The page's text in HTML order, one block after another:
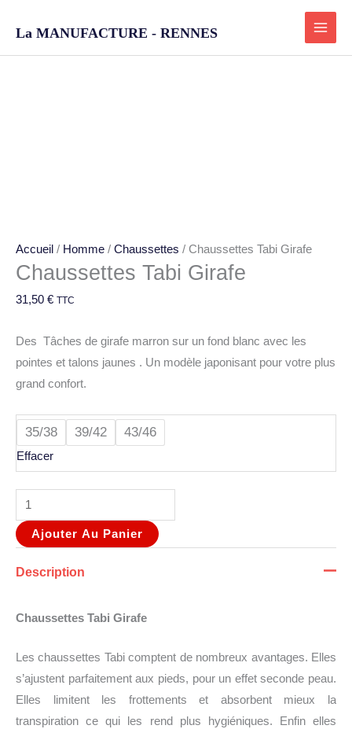
La MANUFACTURE - RENNES
Accueil / Homme / Chaussettes / Chaussettes Tabi Girafe
Chaussettes Tabi Girafe
31,50 € TTC
Des Tâches de girafe marron sur un fond blanc avec les
pointes et talons jaunes . Un modèle japonisant pour votre plus
grand confort.
35/38 39/42 43/46
Effacer
Ajouter Au Panier
Description
Chaussettes Tabi Girafe
Les chaussettes Tabi comptent de nombreux avantages. Elles
s’ajustent parfaitement aux pieds, pour un effet seconde peau.
Elles limitent les frottements et absorbent mieux la
transpiration ce qui les rend plus hygiéniques. Enfin elles